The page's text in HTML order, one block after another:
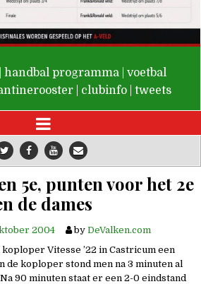
handbal programma
voetbal
clubinfo tweets
5e, punten voor het 2e
de dames
2004 by DeValken.com
koploper Vitesse ’22 in Castricum een
de koploper stond men na 3 minuten al
90 minuten staat er een 2-0 eindstand